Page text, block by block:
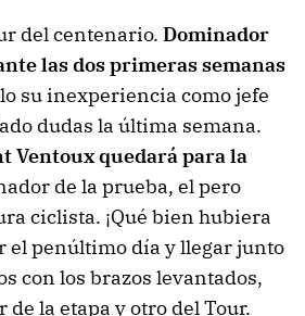
del centenario. Dominador
las dos primeras semanas
su inexperiencia como jefe
dudas la última semana.
Ventoux quedará para la
de la prueba, el pero
ciclista. ¡Qué bien hubiera
el penúltimo día y llegar junto
con los brazos levantados,
de la etapa y otro del Tour.